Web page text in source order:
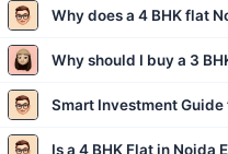
Why does a 4 BHK flat
Why should I buy a 3
Smart Investment Guide
Is a 4 BHK Flat in Noida